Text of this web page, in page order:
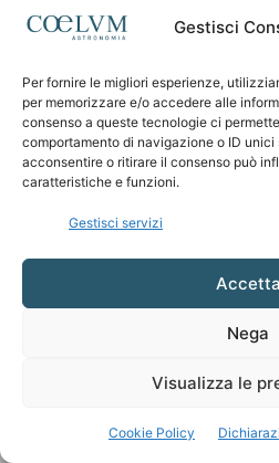
Gestisci
Per fornire le migliori esperienze,
per memorizzare e/o accedere alle
consenso a queste tecnologie ci
comportamento di navigazione o ID unici
acconsentire o ritirare il consenso può
caratteristiche e funzioni.
Gestisci servizi
Accetta
Nega
Visualizza le
Cookie Policy
CHI
Contattaci: